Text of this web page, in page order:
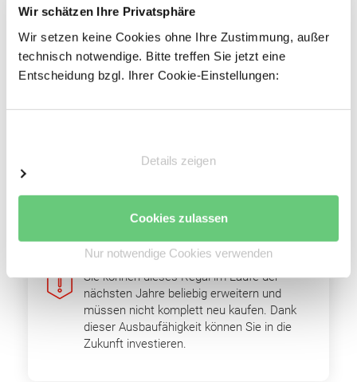
Wir schätzen Ihre Privatsphäre
Wir setzen keine Cookies ohne Ihre Zustimmung, außer
technisch notwendige. Bitte treffen Sie jetzt eine
Entscheidung bzgl. Ihrer Cookie-Einstellungen:
Details zeigen
Cookies zulassen
Nur notwendige Cookies verwenden
Keine zusätzliche Aussteifung notwendig
Vorteile
Einfacher Regalaufbau
Hohe Wirtschaftlichkeit
Sie können dieses Regal im Laufe der
nächsten Jahre beliebig erweitern und
müssen nicht komplett neu kaufen. Dank
dieser Ausbaufähigkeit können Sie in die
Zukunft investieren.